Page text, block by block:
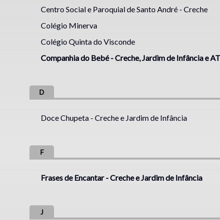
Centro Social e Paroquial de Santo André - Creche
Colégio Minerva
Colégio Quinta do Visconde
Companhia do Bebé - Creche, Jardim de Infância e
D
Doce Chupeta - Creche e Jardim de Infância
F
Frases de Encantar - Creche e Jardim de Infância
J